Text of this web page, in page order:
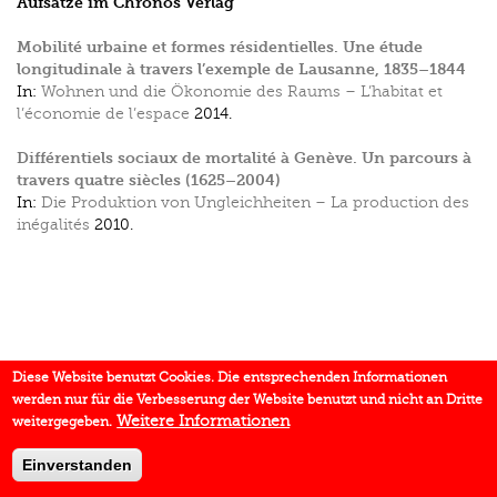
Mobilité urbaine et formes résidentielles. Une étude
longitudinale à travers l’exemple de Lausanne, 1835–1844
In: Wohnen und die Ökonomie des Raums – L’habitat et
l’économie de l’espace 2014.
Différentiels sociaux de mortalité à Genève. Un parcours à
travers quatre siècles (1625–2004)
In: Die Produktion von Ungleichheiten – La production des
inégalités 2010.
Diese Website benutzt Cookies. Die entsprechenden Informationen
werden nur für die Verbesserung der Website benutzt und nicht an Dritte
weitergegeben. Weitere Informationen
Einverstanden